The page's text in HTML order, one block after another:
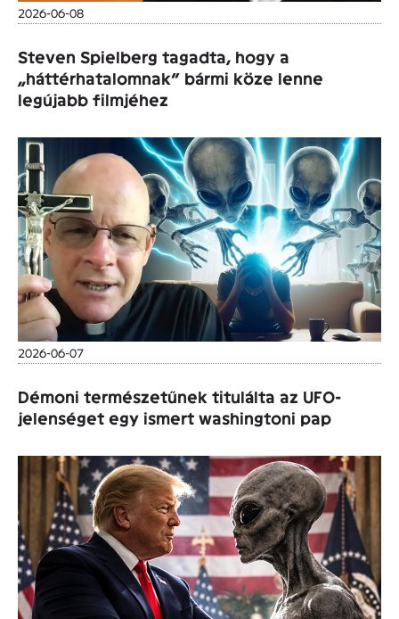
2026-06-08
Steven Spielberg tagadta, hogy a
„háttérhatalomnak” bármi köze lenne
legújabb filmjéhez
2026-06-07
Démoni természetűnek titulálta az UFO-
jelenséget egy ismert washingtoni pap